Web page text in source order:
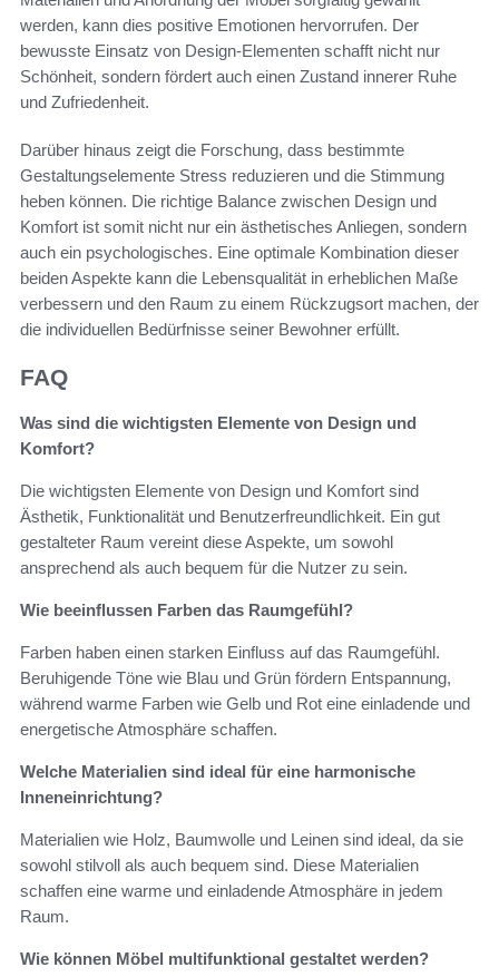
werden, kann dies positive Emotionen hervorrufen. Der
bewusste Einsatz von Design-Elementen schafft nicht nur
Schönheit, sondern fördert auch einen Zustand innerer Ruhe
und Zufriedenheit.
Darüber hinaus zeigt die Forschung, dass bestimmte
Gestaltungselemente Stress reduzieren und die Stimmung
heben können. Die richtige Balance zwischen Design und
Komfort ist somit nicht nur ein ästhetisches Anliegen, sondern
auch ein psychologisches. Eine optimale Kombination dieser
beiden Aspekte kann die Lebensqualität in erheblichen Maße
verbessern und den Raum zu einem Rückzugsort machen, der
die individuellen Bedürfnisse seiner Bewohner erfüllt.
FAQ
Was sind die wichtigsten Elemente von Design und
Komfort?
Die wichtigsten Elemente von Design und Komfort sind
Ästhetik, Funktionalität und Benutzerfreundlichkeit. Ein gut
gestalteter Raum vereint diese Aspekte, um sowohl
ansprechend als auch bequem für die Nutzer zu sein.
Wie beeinflussen Farben das Raumgefühl?
Farben haben einen starken Einfluss auf das Raumgefühl.
Beruhigende Töne wie Blau und Grün fördern Entspannung,
während warme Farben wie Gelb und Rot eine einladende und
energetische Atmosphäre schaffen.
Welche Materialien sind ideal für eine harmonische
Inneneinrichtung?
Materialien wie Holz, Baumwolle und Leinen sind ideal, da sie
sowohl stilvoll als auch bequem sind. Diese Materialien
schaffen eine warme und einladende Atmosphäre in jedem
Raum.
Wie können Möbel multifunktional gestaltet werden?